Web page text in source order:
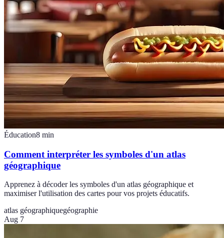
Éducation8 min
Comment interpréter les symboles d'un atlas
géographique
Apprenez à décoder les symboles d'un atlas géographique et
maximiser l'utilisation des cartes pour vos projets éducatifs.
atlas géographiquegéographie
Aug 7